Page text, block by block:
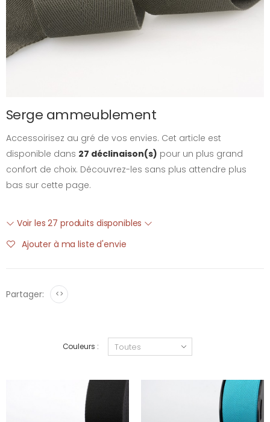
Serge ammeublement
Accessoirisez au gré de vos envies. Cet article est
disponible dans 27 déclinaison(s) pour un plus grand
confort de choix. Découvrez-les sans plus attendre plus
bas sur cette page.
Voir les 27 produits disponibles
Ajouter à ma liste d'envie
Partager: <>
Couleurs :